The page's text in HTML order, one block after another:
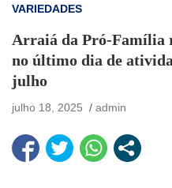
VARIEDADES
Arraiá da Pró-Família
no último dia de
julho
julho 18, 2025 admin